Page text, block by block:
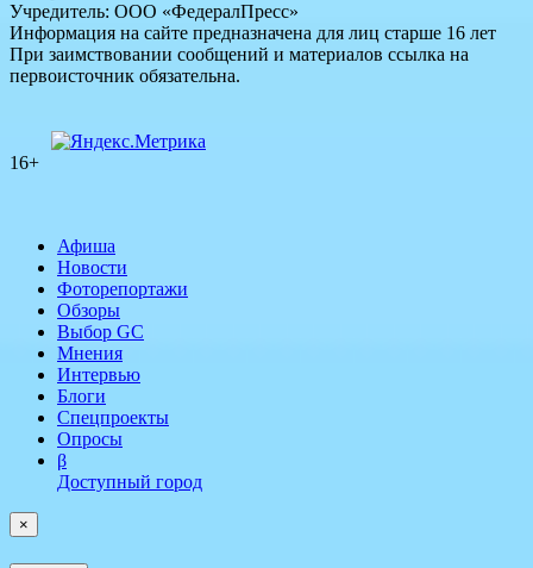
Учредитель: ООО «ФедералПресс»
Информация на сайте предназначена для лиц старше 16 лет
При заимствовании сообщений и материалов ссылка на
первоисточник обязательна.
16+
Афиша
Новости
Фоторепортажи
Обзоры
Выбор GC
Мнения
Интервью
Блоги
Спецпроекты
Опросы
β
Доступный город
×